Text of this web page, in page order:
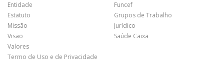
Entidade
Estatuto
Missão
Visão
Valores
Termo de Uso e de Privacidade
Funcef
Grupos de Trabalho
Jurídico
Saúde Caixa